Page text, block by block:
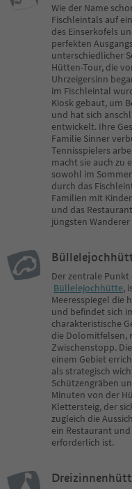
Wie der Name
Fischleintals auf
des Einserkofels
perfekten
unterschiedlicher
Hütten-Tour, die
Uhrzeigersinn
im Fischleintal
Kiosk gebaut, um
und hat sich
entwickelt. Ihre
Familie Sinner
Tennisspielers
macht sie auch zu
sowohl im
durch das
Familien mit
und das
jüngsten
Der zentrale
Büllelejochhütte,
Meeresspiegel die
und befindet sich
charakteristische
die Dolomitfelsen,
Zwischenstopp.
einem Gebiet
als strategisch
Schützengräben
Minuten von der
Klettersteig, der
zugleich die
ein Restaurant
erforderlich ist.